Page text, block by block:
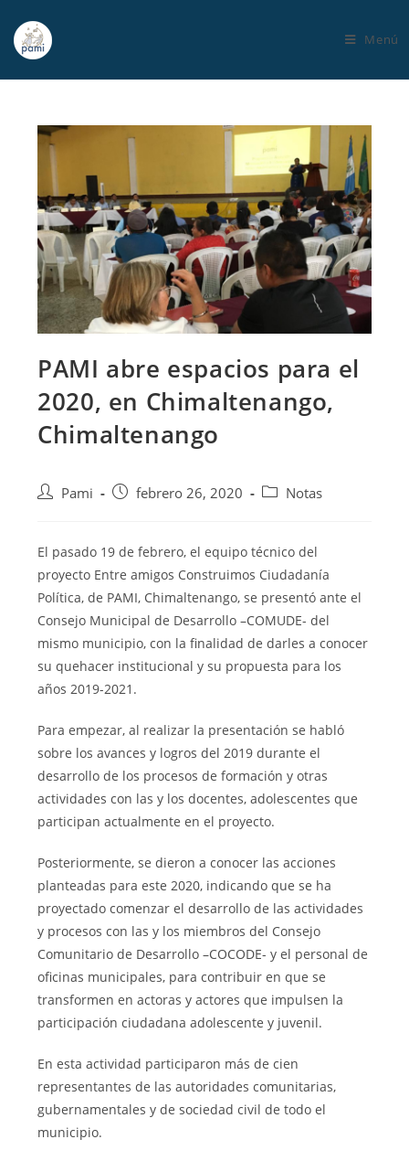
Menú
PAMI abre espacios para el
2020, en Chimaltenango,
Chimaltenango
Pami febrero 26, 2020 Notas
El pasado 19 de febrero, el equipo técnico del
proyecto Entre amigos Construimos Ciudadanía
Política, de PAMI, Chimaltenango, se presentó ante el
Consejo Municipal de Desarrollo –COMUDE- del
mismo municipio, con la finalidad de darles a conocer
su quehacer institucional y su propuesta para los
años 2019-2021.
Para empezar, al realizar la presentación se habló
sobre los avances y logros del 2019 durante el
desarrollo de los procesos de formación y otras
actividades con las y los docentes, adolescentes que
participan actualmente en el proyecto.
Posteriormente, se dieron a conocer las acciones
planteadas para este 2020, indicando que se ha
proyectado comenzar el desarrollo de las actividades
y procesos con las y los miembros del Consejo
Comunitario de Desarrollo –COCODE- y el personal de
oficinas municipales, para contribuir en que se
transformen en actoras y actores que impulsen la
participación ciudadana adolescente y juvenil.
En esta actividad participaron más de cien
representantes de las autoridades comunitarias,
gubernamentales y de sociedad civil de todo el
municipio.